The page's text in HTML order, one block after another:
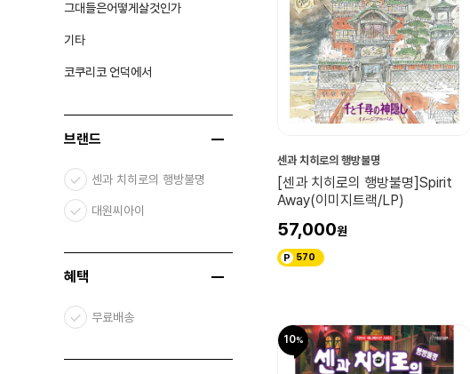
그대들은어떻게살것인가
기타
코쿠리코 언덕에서
브랜드
센과 치히로의 행방불명
대원씨아이
혜택
무료배송
센과 치히로의 행방불명
[센과 치히로의 행방불명]Spirit
Away(이미지트랙/LP)
57,000
570
10